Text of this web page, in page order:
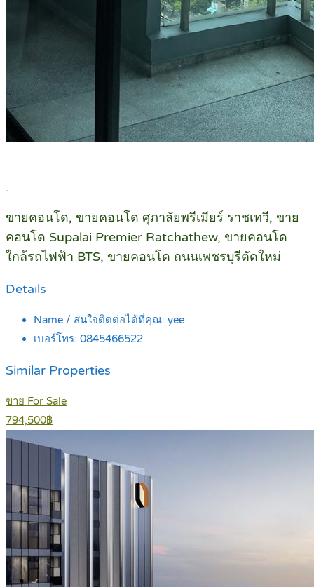
.
ขายคอนโด, ขายคอนโด ศุภาลัยพรีเมียร์ ราชเทวี, ขาย
คอนโด Supalai Premier Ratchathew, ขายคอนโด
ใกล้รถไฟฟ้า BTS, ขายคอนโด ถนนเพชรบุรีตัดใหม่
Details
Name / สนใจติดต่อได้ที่คุณ: yee
เบอร์โทร: 0845466522
Similar Properties
ขาย For Sale
794,500฿